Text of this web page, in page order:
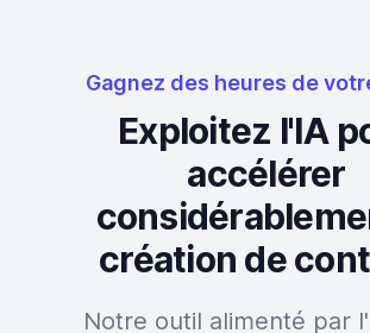
Gagnez des heures de
Exploitez l'IA
accélérer
création de
Notre outil alimenté par